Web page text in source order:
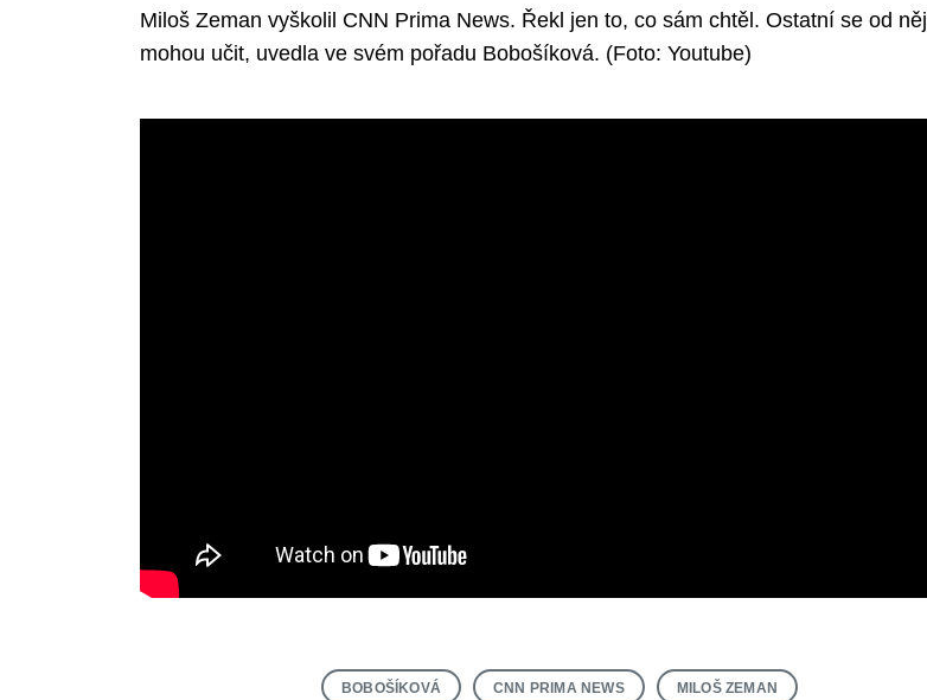
Miloš Zeman vyškolil CNN Prima News. Řekl jen to, co sám chtěl. Ostatní se od něj
mohou učit, uvedla ve svém pořadu Bobošíková. (Foto: Youtube)
BOBOŠÍKOVÁ CNN PRIMA NEWS MILOŠ ZEMAN